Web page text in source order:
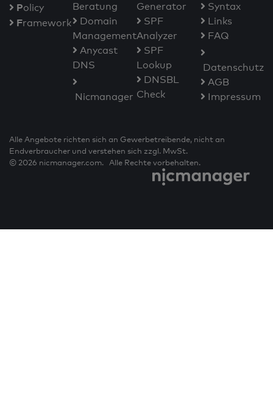
Policy
Framework
Beratung
Domain
Management
Anycast
DNS
Nicmanager
Generator
SPF
Analyzer
SPF
Lookup
DNSBL
Check
Syntax
Links
FAQ
Datenschutz
AGB
Impressum
Alle Angebote richten sich an Gewerbetreibende, nicht an
Endverbraucher und verstehen sich zzgl. MwSt.
© 2026 nicmanager.com. Alle Rechte vorbehalten.